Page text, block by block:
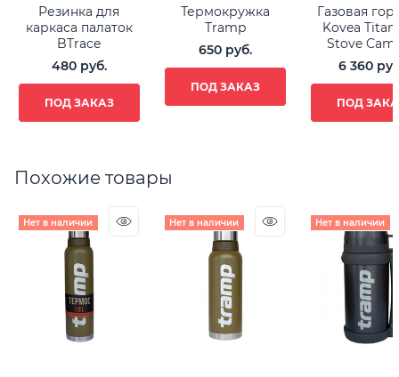
Резинка для
каркаса палаток
BTrace
480 руб.
ПОД ЗАКАЗ
Термокружка
Tramp
650 руб.
ПОД ЗАКАЗ
Газовая
Kovea
Stove
6 360
ПОД
Похожие товары
Нет в наличии Нет в наличии Нет в наличии